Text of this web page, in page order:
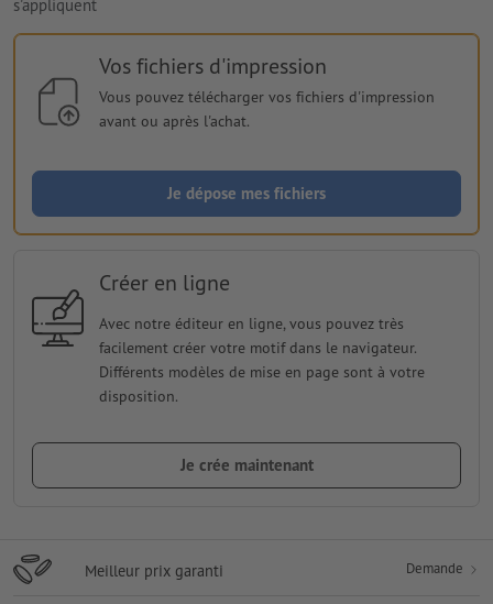
s'appliquent
Vos fichiers d'impression
Vous pouvez télécharger vos fichiers d'impression
avant ou après l'achat.
Je dépose mes fichiers
Créer en ligne
Avec notre éditeur en ligne, vous pouvez très
facilement créer votre motif dans le navigateur.
Différents modèles de mise en page sont à votre
disposition.
Je crée maintenant
Meilleur prix garanti Demande